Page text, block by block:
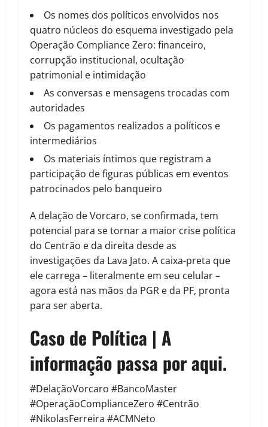
Os nomes dos políticos envolvidos nos
quatro núcleos do esquema investigado pela
Operação Compliance Zero: financeiro,
corrupção institucional, ocultação
patrimonial e intimidação
As conversas e mensagens trocadas com
autoridades
Os pagamentos realizados a políticos e
intermediários
Os materiais íntimos que registram a
participação de figuras públicas em eventos
patrocinados pelo banqueiro
A delação de Vorcaro, se confirmada, tem
potencial para se tornar a maior crise política
do Centrão e da direita desde as
investigações da Lava Jato. A caixa-preta que
ele carrega – literalmente em seu celular –
agora está nas mãos da PGR e da PF, pronta
para ser aberta.
Caso de Política | A
informação passa por aqui.
#DelaçãoVorcaro #BancoMaster
#OperaçãoComplianceZero #Centrão
#NikolasFerreira #ACMNeto